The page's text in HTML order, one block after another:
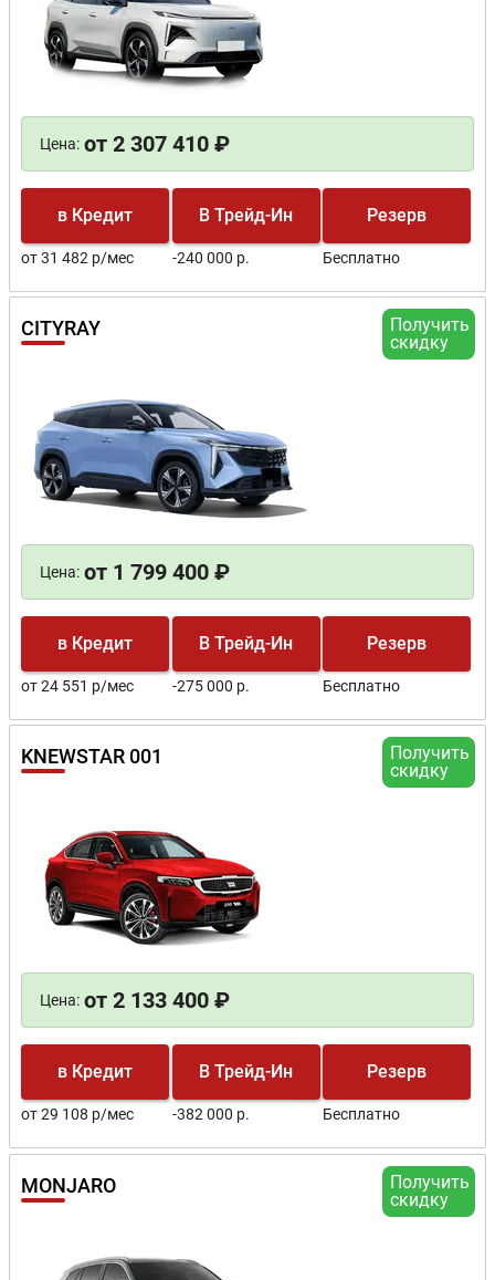
Цена: от 2 307 410 ₽
в Кредит
от 31 482 р/мес
В Трейд-Ин
-240 000 р.
Резерв
Бесплатно
Получить
скидку
CITYRAY
Цена: от 1 799 400 ₽
в Кредит
от 24 551 р/мес
В Трейд-Ин
-275 000 р.
Резерв
Бесплатно
Получить
скидку
KNEWSTAR 001
Цена: от 2 133 400 ₽
в Кредит
от 29 108 р/мес
В Трейд-Ин
-382 000 р.
Резерв
Бесплатно
Получить
скидку
MONJARO